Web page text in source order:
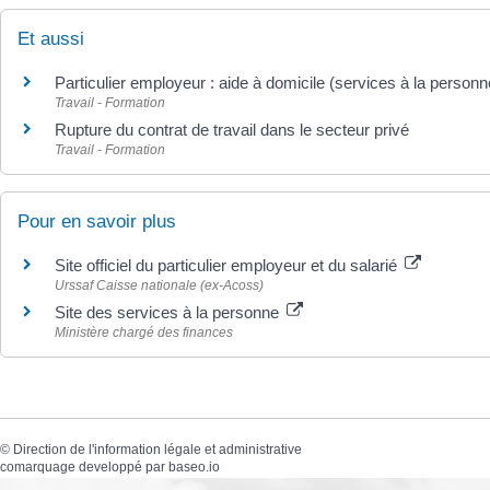
Et aussi
Particulier employeur : aide à domicile (services à la
Travail - Formation
Rupture du contrat de travail dans le secteur privé
Travail - Formation
Pour en savoir plus
Site officiel du particulier employeur et du salarié
Urssaf Caisse nationale (ex-Acoss)
Site des services à la personne
Ministère chargé des finances
© Direction de l'information légale et administrative
comarquage developpé par baseo.io